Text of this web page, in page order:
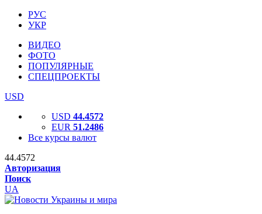
РУС
УКР
ВИДЕО
ФОТО
ПОПУЛЯРНЫЕ
СПЕЦПРОЕКТЫ
USD
USD 44.4572
EUR 51.2486
Все курсы валют
44.4572
Авторизация
Поиск
UA